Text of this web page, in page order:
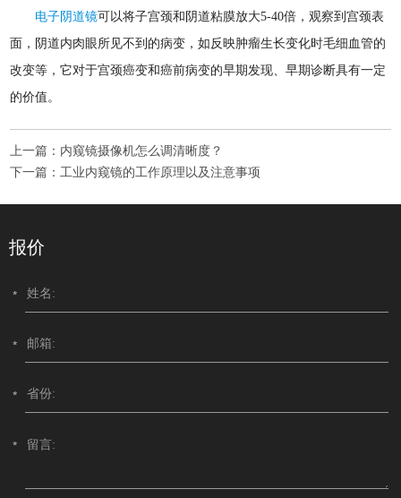
电子阴道镜可以将子宫颈和阴道粘膜放大5-40倍，观察到宫颈表
面，阴道内肉眼所见不到的病变，如反映肿瘤生长变化时毛细血管的
改变等，它对于宫颈癌变和癌前病变的早期发现、早期诊断具有一定
的价值。
上一篇： 内窥镜摄像机怎么调清晰度？
下一篇：工业内窥镜的工作原理以及注意事项
报价